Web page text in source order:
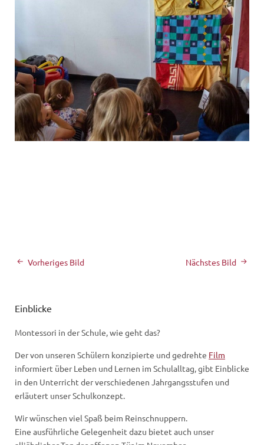
Nächstes Bild
Vorheriges Bild
Einblicke
Montessori in der Schule, wie geht das?
Der von unseren Schülern konzipierte und gedrehte Film
informiert über Leben und Lernen im Schulalltag, gibt Einblicke
in den Unterricht der verschiedenen Jahrgangsstufen und
erläutert unser Schulkonzept.
Wir wünschen viel Spaß beim Reinschnuppern.
Eine ausführliche Gelegenheit dazu bietet auch unser